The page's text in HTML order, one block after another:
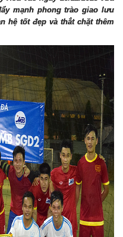
ẩy mạnh phong trào giao lưu
hệ tốt đẹp và thắt chặt thêm